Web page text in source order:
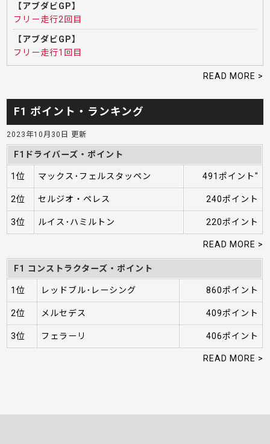
【アブダビGP】
フリー走行2回目
【アブダビGP】
フリー走行1回目
READ MORE >
F1 ポイント・ランキング
2023年10月30日 更新
F1ドライバーズ・ポイント
1位 マックス･フェルスタッペン 491ポイント"
2位 セルジオ・ペレス 240ポイント
3位 ルイス･ハミルトン 220ポイント
READ MORE >
F1 コンストラクターズ・ポイント
1位 レッドブル･レーシング 860ポイント
2位 メルセデス 409ポイント
3位 フェラーリ 406ポイント
READ MORE >